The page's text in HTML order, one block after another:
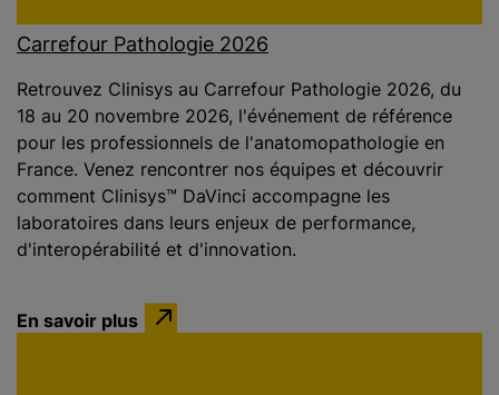
Carrefour Pathologie 2026
Retrouvez Clinisys au Carrefour Pathologie 2026, du
18 au 20 novembre 2026, l'événement de référence
pour les professionnels de l'anatomopathologie en
France. Venez rencontrer nos équipes et découvrir
comment Clinisys™ DaVinci accompagne les
laboratoires dans leurs enjeux de performance,
d'interopérabilité et d'innovation.
En savoir plus